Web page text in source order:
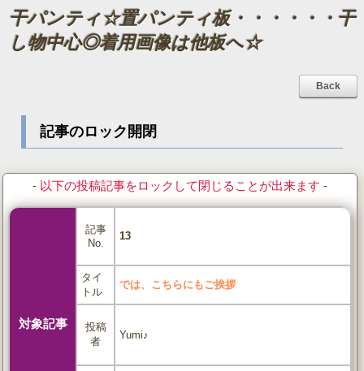
干パンティ☆置パンティ板・・・・・・干
し物中心◎着用画像は他板へ☆
Back
記事のロック開閉
- 以下の投稿記事をロックして閉じることが出来ます -
対象記事
記事
No.
13
タイ
トル
では、こちらにもご挨拶
投稿
者
Yumi♪